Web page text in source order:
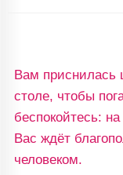
Вам приснилась
столе, чтобы
беспокойтесь:
Вас ждёт
человеком.